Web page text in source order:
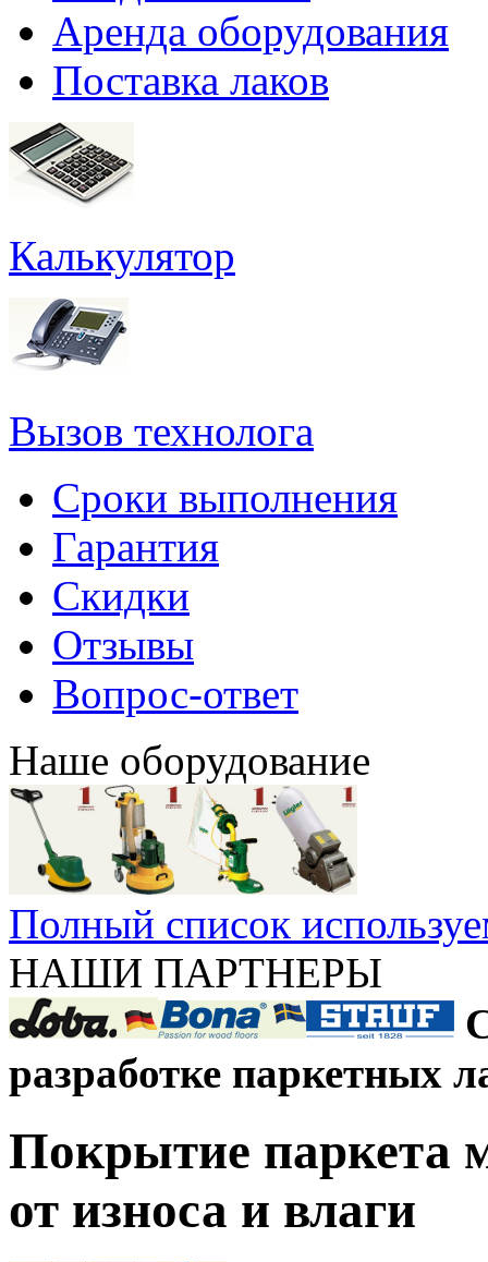
Аренда оборудования
Поставка лаков
Калькулятор
Вызов технолога
Сроки выполнения
Гарантия
Скидки
Отзывы
Вопрос-ответ
Наше оборудование
Полный список
НАШИ ПАРТНЕРЫ
разработке паркетных
Покрытие паркета
от износа и влаги